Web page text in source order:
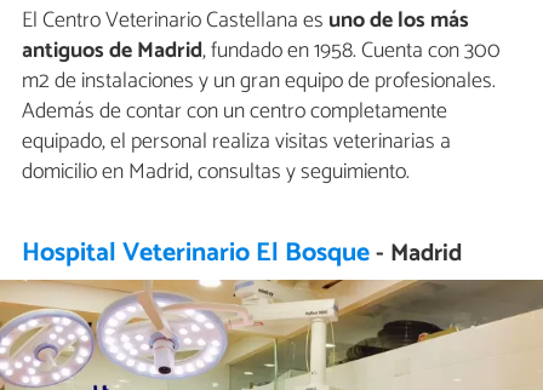
El Centro Veterinario Castellana es uno de los más
antiguos de Madrid, fundado en 1958. Cuenta con 300
m2 de instalaciones y un gran equipo de profesionales.
Además de contar con un centro completamente
equipado, el personal realiza visitas veterinarias a
domicilio en Madrid, consultas y seguimiento.
Hospital Veterinario El Bosque- Madrid